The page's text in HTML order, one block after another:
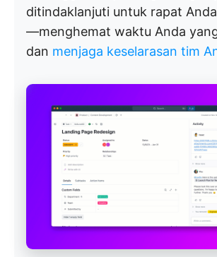
ditindaklanjuti untuk rapat
—menghemat waktu Anda
dan menjaga keselarasan tim